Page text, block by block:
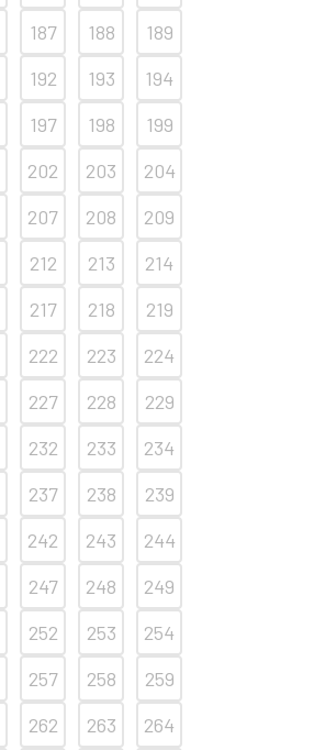
187 188
189
192 193
194
197 198
199
202 203
204
207 208
209
212 213
214
217 218
219
222 223
224
227 228
229
232 233
234
237 238
239
242 243
244
247 248
249
252 253
254
257 258
259
262 263
264